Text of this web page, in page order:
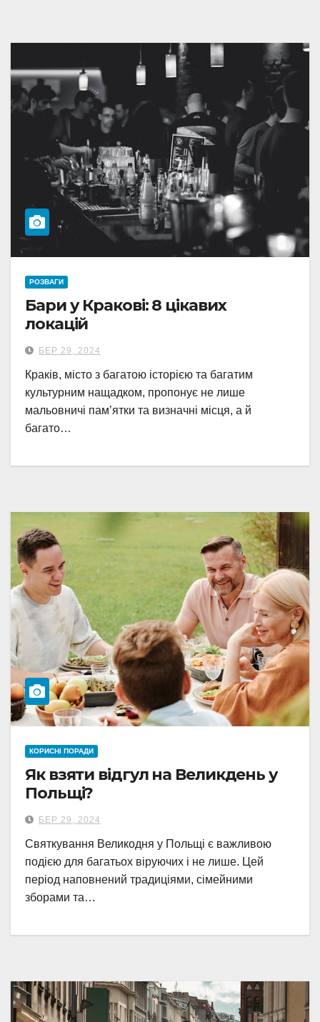
РОЗВАГИ
Бари у Кракові: 8 цікавих
локацій
БЕР 29, 2024
Краків, місто з багатою історією та багатим
культурним нащадком, пропонує не лише
мальовничі пам’ятки та визначні місця, а й
багато…
КОРИСНІ ПОРАДИ
Як взяти відгул на Великдень у
Польщі?
БЕР 29, 2024
Святкування Великодня у Польщі є важливою
подією для багатьох віруючих і не лише. Цей
період наповнений традиціями, сімейними
зборами та…